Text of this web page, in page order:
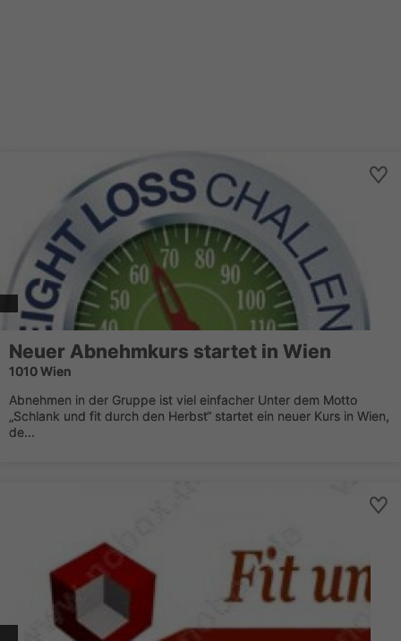
Neuer Abnehmkurs startet in Wien
1010 Wien
Abnehmen in der Gruppe ist viel einfacher Unter dem Motto
„Schlank und fit durch den Herbst“ startet ein neuer Kurs in Wien,
de...